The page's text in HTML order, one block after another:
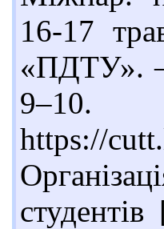
16-17
«ПДТУ».
9–10.
https://